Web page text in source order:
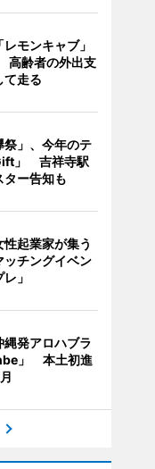
モンキャブ」
齢者の外出支
て走る
祭」、今年のテ
」 吉祥寺駅
ター告知も
起業家が集う
ッチングイベン
」
縄発アロハブラ
」 本土初進